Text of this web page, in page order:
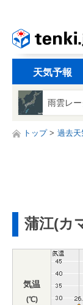
天気予報
雨雲レ
トップ 過去天
蒲江(カ
気温
(℃)